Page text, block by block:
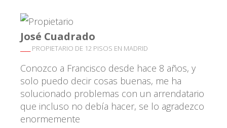
José Cuadrado
PROPIETARIO DE 12 PISOS EN MADRID
Conozco a Francisco desde hace 8 años, y
solo puedo decir cosas buenas, me ha
solucionado problemas con un arrendatario
que incluso no debía hacer, se lo agradezco
enormemente